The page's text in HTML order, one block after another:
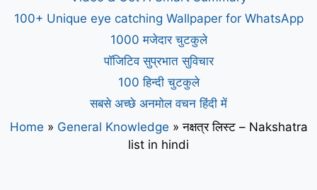
100+ Unique eye catching Wallpaper for WhatsApp
1000 मजेदार चुटकुले
पॉजिटिव सुप्रभात सुविचार
100 हिन्दी चुटकुले
सबसे अच्छे अनमोल वचन हिंदी में
Home » General Knowledge »नक्षत्र लिस्ट – Nakshatra
list in hindi